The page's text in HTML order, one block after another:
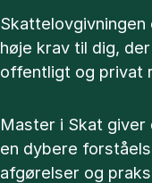
høje krav til dig,
offentligt og privat
Master i Skat
en dybere
afgørelser og